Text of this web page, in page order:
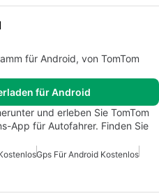
für Android, von TomTom
für Android
und erleben Sie TomTom
App für Autofahrer. Finden Sie
Gps Für Android Kostenlos